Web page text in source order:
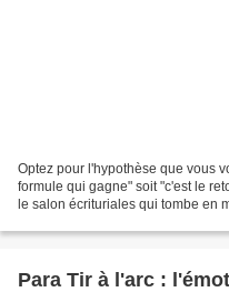
Optez pour l'hypothèse que vous
formule qui gagne" soit "c'est le
le salon écrituriales qui tombe en
Para Tir à l'arc :